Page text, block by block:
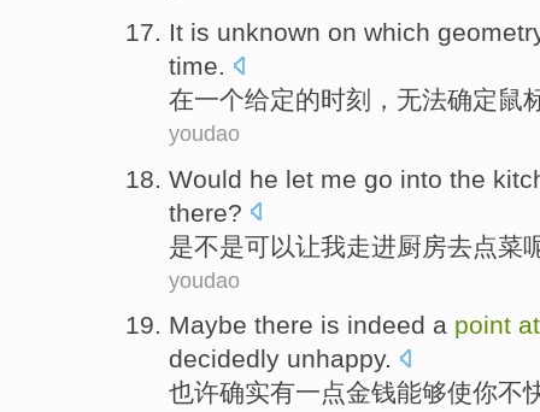
It is unknown on which
time.
在一个给定的时刻， 无法确定鼠
youdao
Would he let me go into the
there?
是不是可以让我走进厨房去点菜
youdao
Maybe there is indeed a point at
decidedly unhappy.
也许确实有一点金钱能够使你不